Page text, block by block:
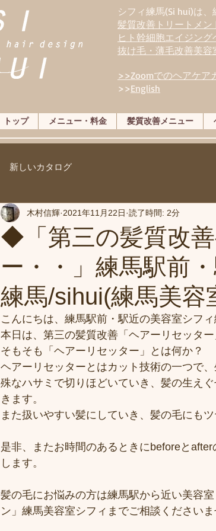
シフィ練馬(Si hui)は、
髪質改善トリートメン
ヒト幹細胞エイジン
抜け毛・薄毛改善美容
>>Zoomでのヘアケア
>>English
トップ メニュー・料金 髪質改善メニュー
新しいカタログ
◆「第三の髪質改
ー・・」練馬駅前
練馬/sihui(練馬美容
木村信輝 2021年11月22日 読了時間: 2分
こんにちは、練馬駅前・駅近の美容室シフィ
本日は、第三の髪質改善「ヘアーリセッタ
そもそも「ヘアーリセッター」とは何か？
ヘアーリセッターとはカット技術の一つで
殊なハサミで切りほどいていき、髪の生え
きます。
また扱いやすい髪にしていき、髪の毛にもツ
是非、またお時間のあるときにbeforeと
します。
髪の毛にお悩みの方は練馬駅から近い美容
ン」練馬美容室シフィまでご相談くださいま